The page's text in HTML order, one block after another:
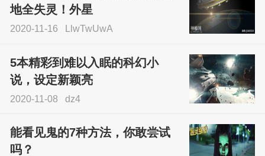
地全失灵！外星
2020-11-16 LlwTwUwA
5本精彩到难以入眠的科幻小
说，设定新颖亮
2020-11-08 dz4
能看见鬼的7种方法，你敢尝试
吗？